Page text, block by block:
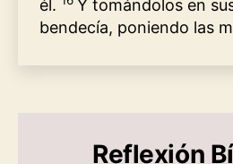
él.
Y tomándolos en
bendecía, poniendo las
Reflexión